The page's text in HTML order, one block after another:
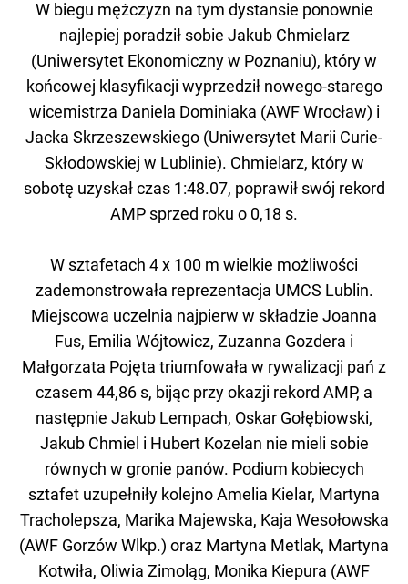
W biegu mężczyzn na tym dystansie ponownie
najlepiej poradził sobie Jakub Chmielarz
(Uniwersytet Ekonomiczny w Poznaniu), który w
końcowej klasyfikacji wyprzedził nowego-starego
wicemistrza Daniela Dominiaka (AWF Wrocław) i
Jacka Skrzeszewskiego (Uniwersytet Marii Curie-
Skłodowskiej w Lublinie). Chmielarz, który w
sobotę uzyskał czas 1:48.07, poprawił swój rekord
AMP sprzed roku o 0,18 s.
W sztafetach 4 x 100 m wielkie możliwości
zademonstrowała reprezentacja UMCS Lublin.
Miejscowa uczelnia najpierw w składzie Joanna
Fus, Emilia Wójtowicz, Zuzanna Gozdera i
Małgorzata Pojęta triumfowała w rywalizacji pań z
czasem 44,86 s, bijąc przy okazji rekord AMP, a
następnie Jakub Lempach, Oskar Gołębiowski,
Jakub Chmiel i Hubert Kozelan nie mieli sobie
równych w gronie panów. Podium kobiecych
sztafet uzupełniły kolejno Amelia Kielar, Martyna
Tracholepsza, Marika Majewska, Kaja Wesołowska
(AWF Gorzów Wlkp.) oraz Martyna Metlak, Martyna
Kotwiła, Oliwia Zimoląg, Monika Kiepura (AWF